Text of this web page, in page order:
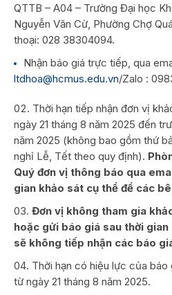
QTTB – A04 – Trường Đại học
Nguyễn Văn Cừ, Phường Chợ
thoại: 028 38304094.
Nhận báo giá trực tiếp, qua
ltdhoa@hcmus.edu.vn/Zalo :
Thời hạn tiếp nhận đơn vị
ngày 21 tháng 8 năm 2025 đến
năm 2025 (không bao gồm thứ
nghỉ Lễ, Tết theo quy định).
Quý đơn vị thông báo qua
gian khảo sát cụ thể để các
Đơn vị không tham gia
hoặc gửi báo giá sau thời gian
sẽ không tiếp nhận các báo
Thời hạn có hiệu lực của
từ ngày 21 tháng 8 năm 2025.